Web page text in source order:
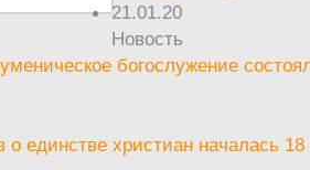
21.01.20
Новость
богослужение
единстве христиан началась 18